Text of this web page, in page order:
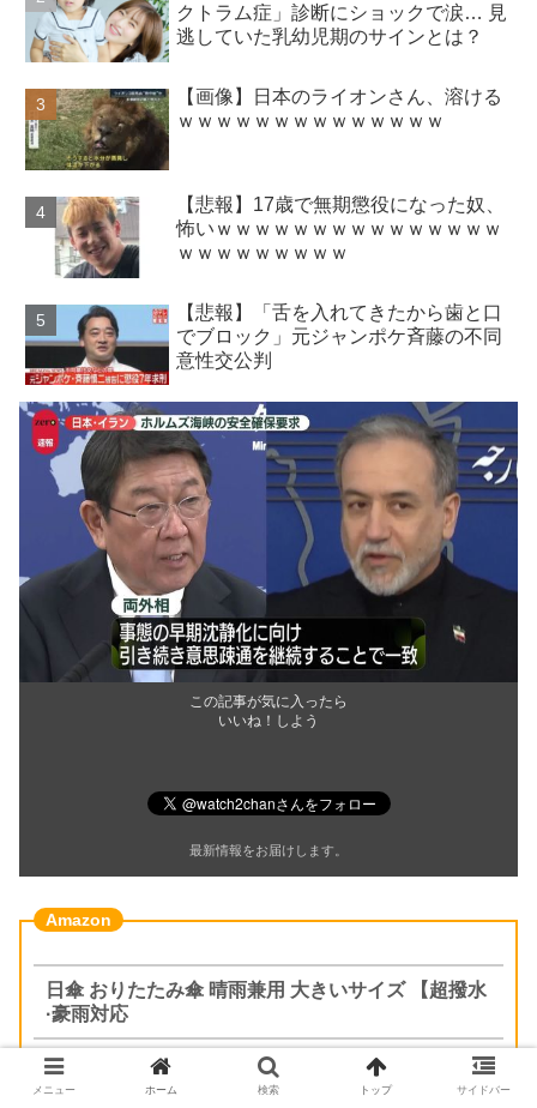
クトラム症」診断にショックで涙… 見
逃していた乳幼児期のサインとは？
【画像】日本のライオンさん、溶ける
ｗｗｗｗｗｗｗｗｗｗｗｗｗｗ
【悲報】17歳で無期懲役になった奴、
怖いｗｗｗｗｗｗｗｗｗｗｗｗｗｗｗ
ｗｗｗｗｗｗｗｗｗ
【悲報】「舌を入れてきたから歯と口
でブロック」元ジャンポケ斉藤の不同
意性交公判
この記事が気に入ったら
いいね！しよう
最新情報をお届けします。
日傘 おりたたみ傘 晴雨兼用 大きいサイズ 【超撥水
·豪雨対応
メニュー ホーム 検索 トップ サイドバー